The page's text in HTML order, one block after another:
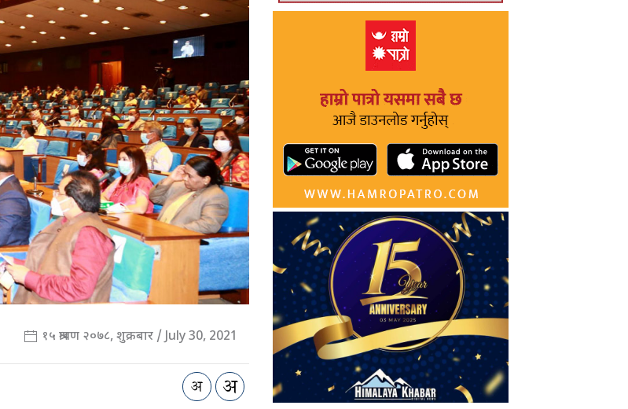
१५ श्रावण २०७८, शुक्रबार / July 30, 2021